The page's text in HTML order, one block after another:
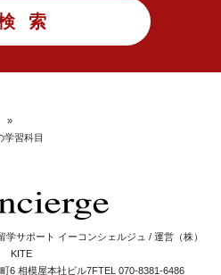
»
習科目
サポート イーコンシェルジュ / 運営（株）
KITE
6 相模屋本社ビル7FTEL 070-8381-6486